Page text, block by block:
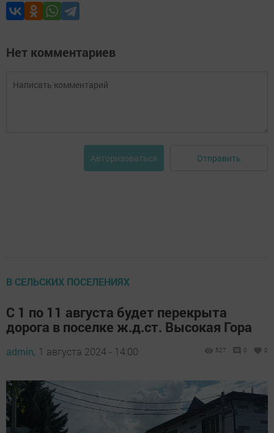
Нет комментариев
Авторизоваться Отправить
В СЕЛЬСКИХ ПОСЕЛЕНИЯХ
С 1 по 11 августа будет перекрыта
дорога в поселке ж.д.ст. Высокая Гора
admin, 1 августа 2024 - 14:00 527 0 0